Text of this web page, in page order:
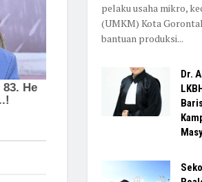
pelaku usaha mikro,
(UMKM) Kota
bantuan produksi...
Dr.